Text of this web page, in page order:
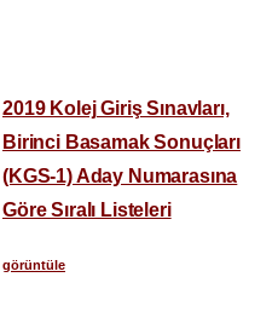
2019 Kolej Giriş Sınavları,
Birinci Basamak Sonuçları
(KGS-1) Aday Numarasına
Göre Sıralı Listeleri
görüntüle